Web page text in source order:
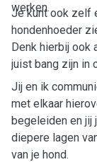
werken.
Je kunt ook zelf
hondenhoeder
Denk hierbij ook
juist bang zijn in
Jij en ik
met elkaar
begeleiden en jij
diepere lagen
van je hond.